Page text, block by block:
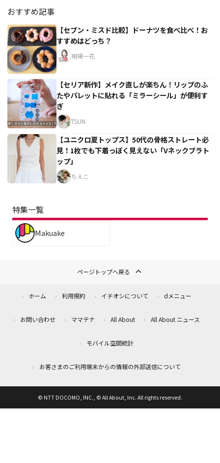
おすすめ記事
【セブン・ミスド比較】ドーナツを食べ比べ！お
すすめはどっち？
相場一花
【セリア新作】メイク直しが楽ちん！リップのふ
たやパレットに貼れる「ミラーシール」が便利す
ぎ
TSUN
【ユニクロ夏トップス】50代の骨格ストレート必
見！1枚でも下着っぽく見えない「Vネックブラト
ップ」
ちえこ
特集一覧
Makuake
ページトップへ戻る
ホーム 利用規約 イチオシについて dメニュー
お問い合わせ ママテナ All About All About ニュース
モバイル空間統計
お客さまのご利用端末からの情報の外部送信について
© NTT DOCOMO, INC., © All About, Inc. All rights reserved.